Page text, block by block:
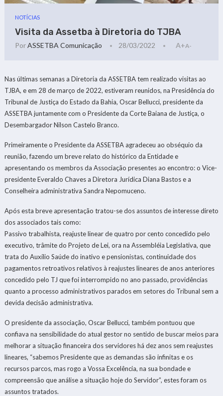
NOTÍCIAS
Visita da Assetba à Diretoria do TJBA
PorASSETBA Comunicação 28/03/2022 A+A-
Nas últimas semanas a Diretoria da ASSETBA tem realizado visitas ao
TJBA, e em 28 de março de 2022, estiveram reunidos, na Presidência do
Tribunal de Justiça do Estado da Bahia, Oscar Bellucci, presidente da
ASSETBA juntamente com o Presidente da Corte Baiana de Justiça, o
Desembargador Nilson Castelo Branco.
Primeiramente o Presidente da ASSETBA agradeceu ao obséquio da
reunião, fazendo um breve relato do histórico da Entidade e
apresentando os membros da Associação presentes ao encontro: o Vice-
presidente Everaldo Chaves a Diretora Jurídica Diana Bastos e a
Conselheira administrativa Sandra Nepomuceno.
Após esta breve apresentação tratou-se dos assuntos de interesse direto
dos associados tais como:
Passivo trabalhista, reajuste linear de quatro por cento concedido pelo
executivo, trâmite do Projeto de Lei, ora na Assembléia Legislativa, que
trata do Auxílio Saúde do inativo e pensionistas, continuidade dos
pagamentos retroativos relativos à reajustes lineares de anos anteriores
concedido pelo TJ que foi interrompido no ano passado, providências
quanto a processo administrativos parados em setores do Tribunal sem a
devida decisão administrativa.
O presidente da associação, Oscar Bellucci, também pontuou que
confiava na sensibilidade do atual gestor no sentido de buscar meios para
melhorar a situação financeira dos servidores há dez anos sem reajustes
lineares, “sabemos Presidente que as demandas são infinitas e os
recursos parcos, mas rogo a Vossa Excelência, na sua bondade e
compreensão que análise a situação hoje do Servidor”, estes foram os
assuntos tratados.